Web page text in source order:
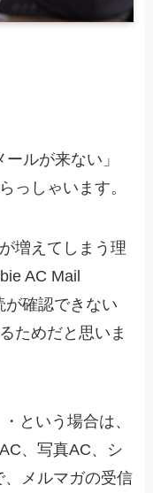
ルが来ない」
っしゃいます。
増えてしまう理
AC Mail
が確認できない
ためだと思いま
という場合は、
、写真AC、シ
メルマガの受信